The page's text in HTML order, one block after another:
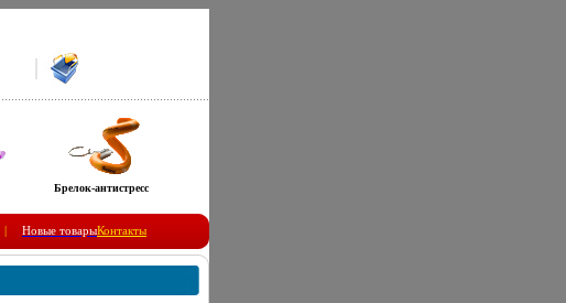
Брелок-антистресс
| Новые товарыКонтакты